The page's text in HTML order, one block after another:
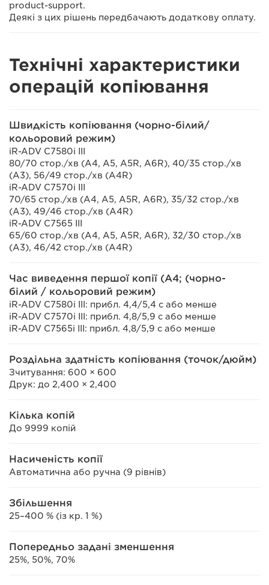
product-support.
Деякі з цих рішень передбачають додаткову оплату.
Технічні характеристики
операцій копіювання
Швидкість копіювання (чорно-білий/
кольоровий режим)
iR-ADV C7580i III
80/70 стор./хв (A4, A5, A5R, A6R), 40/35 стор./хв
(A3), 56/49 стор./хв (A4R)
iR-ADV C7570i III
70/65 стор./хв (A4, A5, A5R, A6R), 35/32 стор./хв
(A3), 49/46 стор./хв (A4R)
iR-ADV C7565 III
65/60 стор./хв (A4, A5, A5R, A6R), 32/30 стор./хв
(A3), 46/42 стор./хв (A4R)
Час виведення першої копії (А4; (чорно-
білий / кольоровий режим)
iR-ADV C7580i III: прибл. 4,4/5,4 с або менше
iR-ADV C7570i III: прибл. 4,8/5,9 с або менше
iR-ADV C7565i III: прибл. 4,8/5,9 с або менше
Роздільна здатність копіювання (точок/дюйм)
Зчитування: 600 × 600
Друк: до 2,400 × 2,400
Кілька копій
До 9999 копій
Насиченість копії
Автоматична або ручна (9 рівнів)
Збільшення
25–400 % (із кр. 1 %)
Попередньо задані зменшення
25%, 50%, 70%